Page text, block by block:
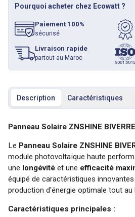
Pourquoi acheter chez Ecowatt ?
Paiement 100%
sécurisé
Livraison rapide
partout au Maroc
Description Caractéristiques